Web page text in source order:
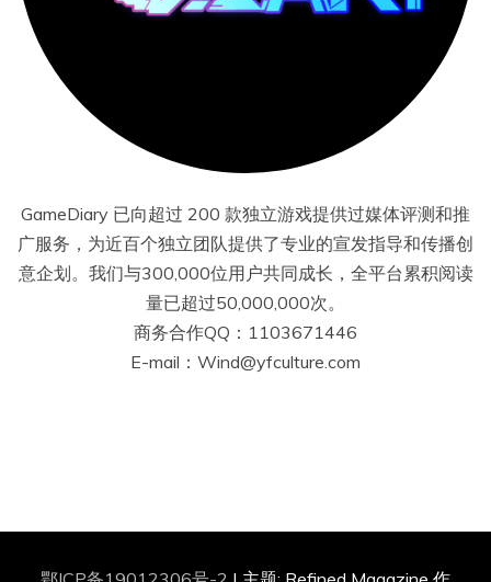
GameDiary 已向超过 200 款独立游戏提供过媒体评测和推
广服务，为近百个独立团队提供了专业的宣发指导和传播创
意企划。我们与300,000位用户共同成长，全平台累积阅读
量已超过50,000,000次。
商务合作QQ：1103671446
E-mail：Wind@yfculture.com